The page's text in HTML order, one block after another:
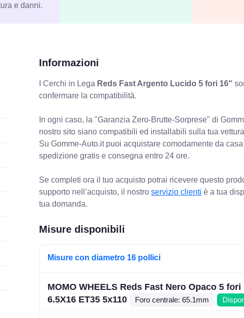
e danni.
Informazioni
I Cerchi in Lega Reds Fast Argento Lucido 5 fori 16"
confermare la compatibilità.
In ogni caso, la "Garanzia Zero-Brutte-Sorprese" di
nostro sito siano compatibili ed installabili sulla tua
Su Gomme-Auto.it puoi acquistare comodamente da
spedizione gratis e consegna entro 24 ore.
Se completi ora il tuo acquisto potrai ricevere questo
supporto nell’acquisto, il nostroservizio clienti è a tua
tua domanda.
Misure disponibili
Misure con diametro 16 pollici
MOMO WHEELS Reds Fast Nero Opaco 5 fori
6.5X16 ET35 5x110
Foro centrale: 65.1mm